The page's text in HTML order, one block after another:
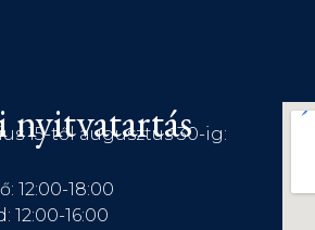
15-től augusztus 30-ig:
12:00-18:00
12:00-16:00